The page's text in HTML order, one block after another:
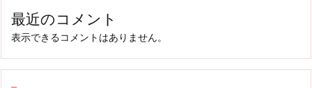
最近のコメント
表示できるコメントはありません。